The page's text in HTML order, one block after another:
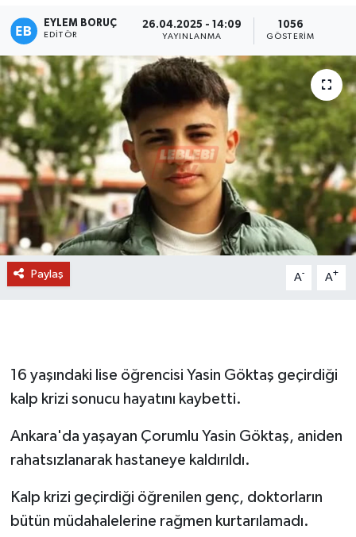
EYLEM BORUÇ
EDITÖR
26.04.2025 - 14:09
YAYINLANMA
1056
GÖSTERIM
Paylaş A- A+
16 yaşındaki lise öğrencisi Yasin Göktaş geçirdiği
kalp krizi sonucu hayatını kaybetti.
Ankara'da yaşayan Çorumlu Yasin Göktaş, aniden
rahatsızlanarak hastaneye kaldırıldı.
Kalp krizi geçirdiği öğrenilen genç, doktorların
bütün müdahalelerine rağmen kurtarılamadı.